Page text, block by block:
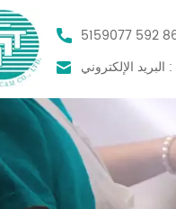
البريد الإلكتروني :